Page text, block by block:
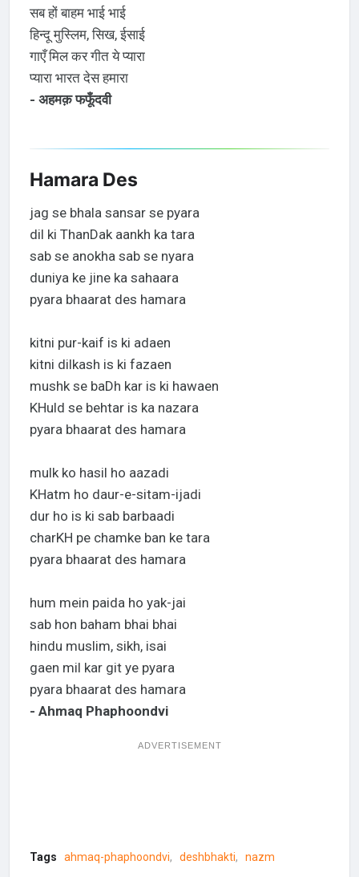
सब हों बाहम भाई भाई
हिन्दू मुस्लिम, सिख, ईसाई
गाएँ मिल कर गीत ये प्यारा
प्यारा भारत देस हमारा
- अहमक़ फफूँदवी
Hamara Des
jag se bhala sansar se pyara
dil ki ThanDak aankh ka tara
sab se anokha sab se nyara
duniya ke jine ka sahaara
pyara bhaarat des hamara
kitni pur-kaif is ki adaen
kitni dilkash is ki fazaen
mushk se baDh kar is ki hawaen
KHuld se behtar is ka nazara
pyara bhaarat des hamara
mulk ko hasil ho aazadi
KHatm ho daur-e-sitam-ijadi
dur ho is ki sab barbaadi
charKH pe chamke ban ke tara
pyara bhaarat des hamara
hum mein paida ho yak-jai
sab hon baham bhai bhai
hindu muslim, sikh, isai
gaen mil kar git ye pyara
pyara bhaarat des hamara
- Ahmaq Phaphoondvi
ADVERTISEMENT
Tags ahmaq-phaphoondvi deshbhakti nazm